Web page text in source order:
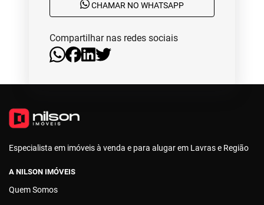
CHAMAR NO WHATSAPP
Compartilhar nas redes sociais
Especialista em imóveis à venda e para alugar em Lavras e Região
A NILSON IMÓVEIS
Quem Somos